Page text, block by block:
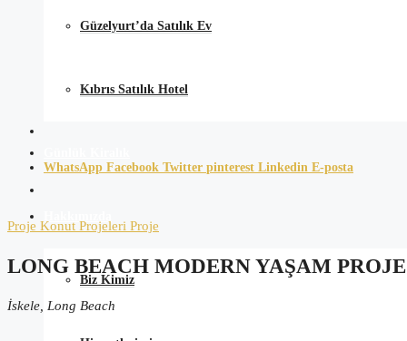
Güzelyurt’da Satılık Ev
Kıbrıs Satılık Hotel
Biz Kimiz
WhatsApp Facebook Twitter pinterest Linkedin E-posta
Proje Konut Projeleri Proje
LONG BEACH MODERN YAŞAM
İskele, Long Beach